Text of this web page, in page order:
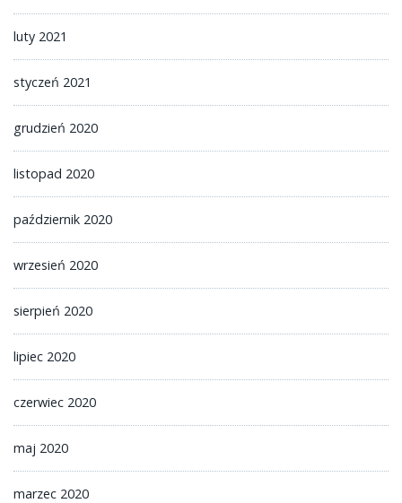
luty 2021
styczeń 2021
grudzień 2020
listopad 2020
październik 2020
wrzesień 2020
sierpień 2020
lipiec 2020
czerwiec 2020
maj 2020
marzec 2020